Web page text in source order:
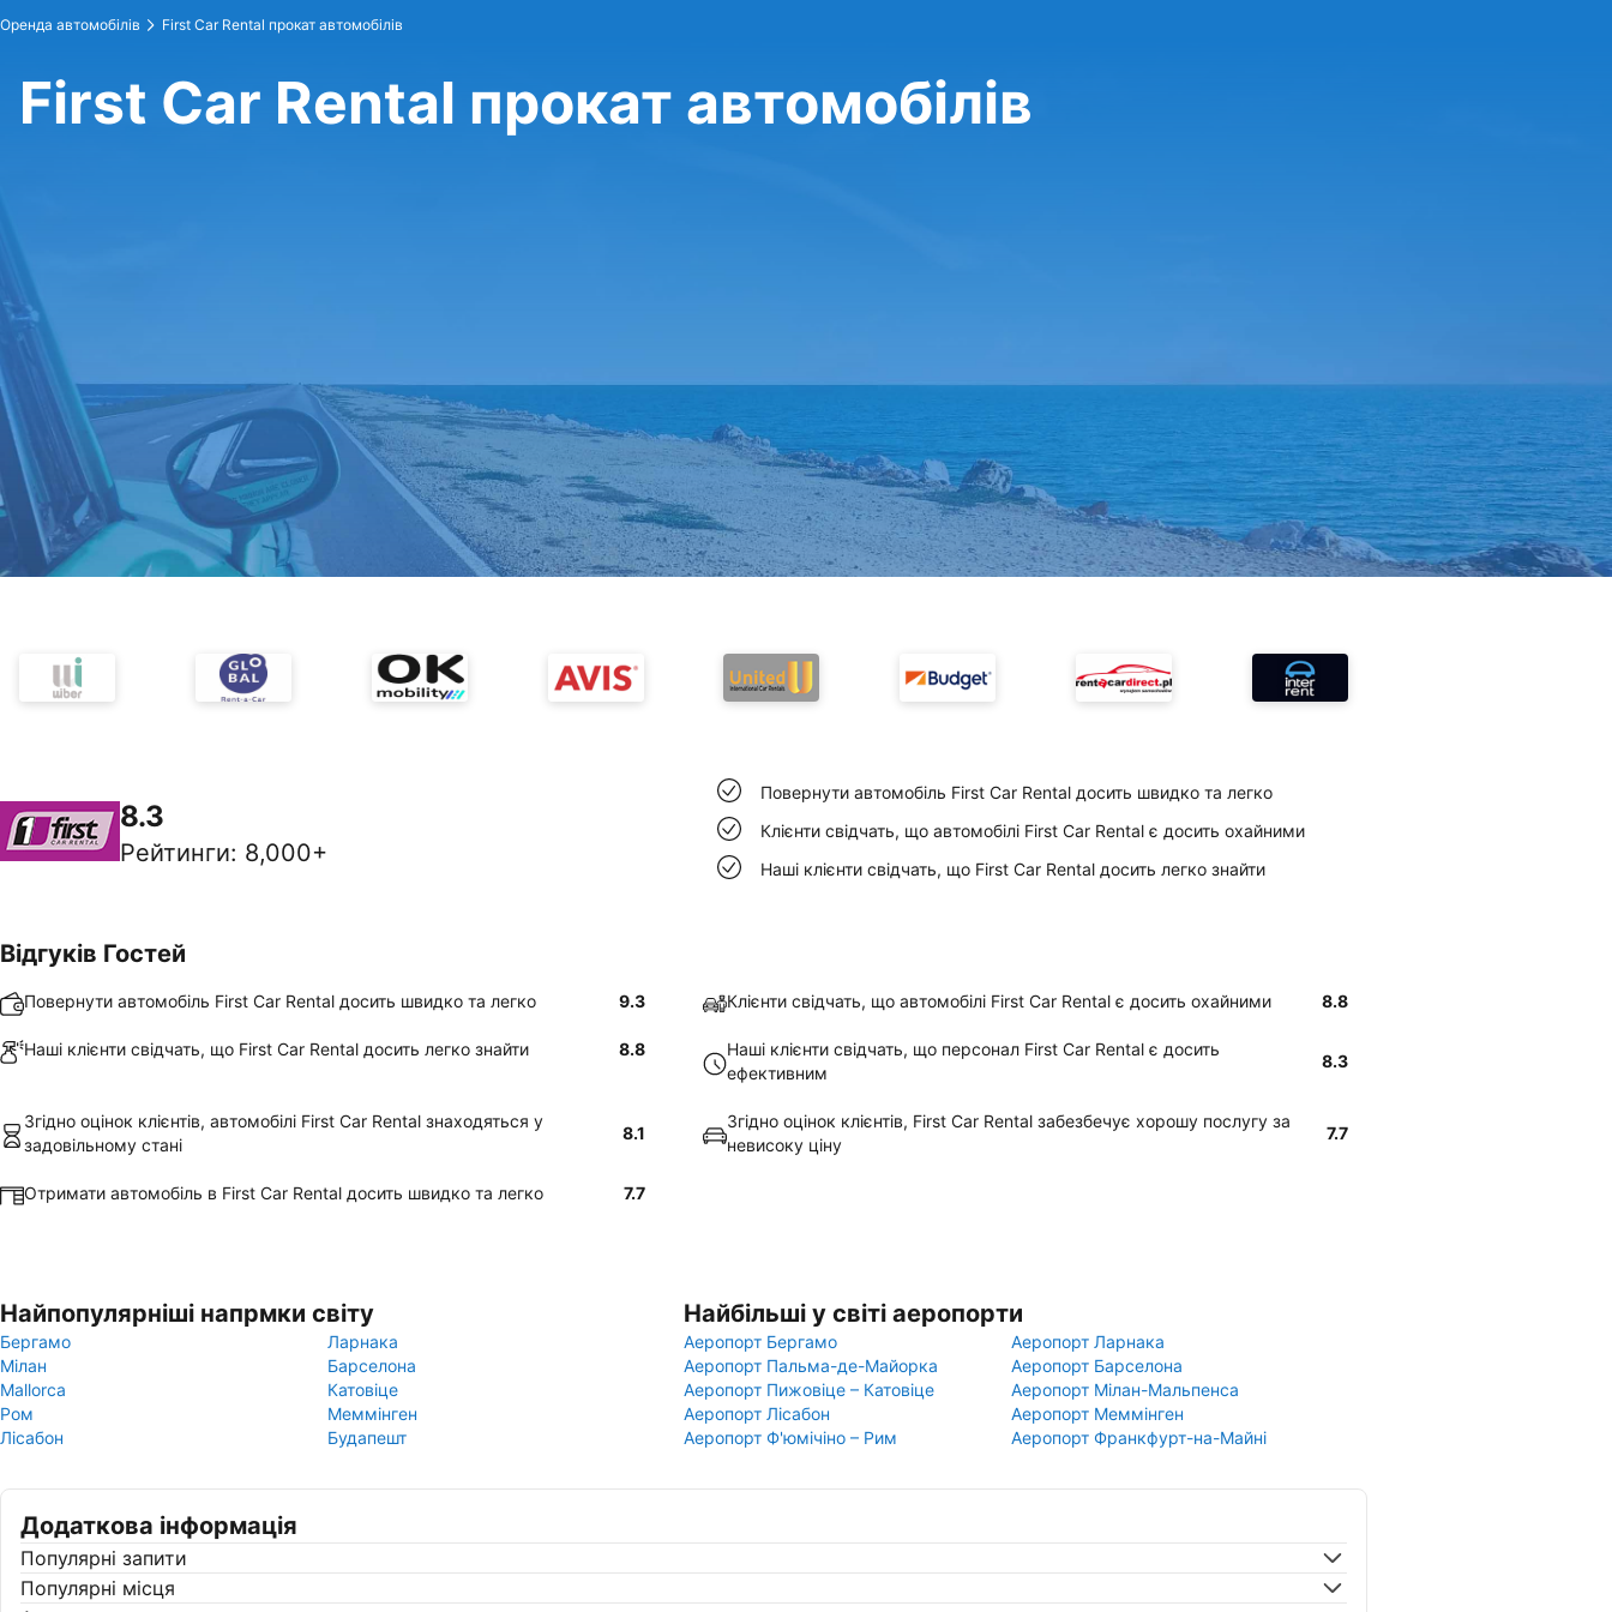
Оренда автомобілів First Car Rental прокат автомобілів
First Car Rental прокат автомобілів
8.3
Рейтинги: 8,000+
Повернути автомобіль First Car Rental досить швидко та легко
Клієнти свідчать, що автомобілі First Car Rental є досить охайними
Наші клієнти свідчать, що First Car Rental досить легко знайти
Відгуків Гостей
Повернути автомобіль First Car Rental досить швидко та легко 9.3 Клієнти свідчать, що автомобілі First Car Rental є досить охайними 8.8
Наші клієнти свідчать, що First Car Rental досить легко знайти 8.8
Наші клієнти свідчать, що персонал First Car Rental є досить
ефективним
8.3
Згідно оцінок клієнтів, автомобілі First Car Rental знаходяться у
задовільному стані
8.1
Згідно оцінок клієнтів, First Car Rental забезбечує хорошу послугу за
невисоку ціну
7.7
Отримати автомобіль в First Car Rental досить швидко та легко 7.7
Найпопулярніші напрмки світу
Бергамо
Ларнака
Мілан
Барселона
Mallorca
Катовіце
Ром
Меммінген
Лісабон
Будапешт
Найбільші у світі аеропорти
Аеропорт Бергамо
Аеропорт Ларнака
Аеропорт Пальма-де-Майорка
Аеропорт Барселона
Аеропорт Пижовіце – Катовіце
Аеропорт Мілан-Мальпенса
Аеропорт Лісабон
Аеропорт Меммінген
Аеропорт Ф'юмічіно – Рим
Аеропорт Франкфурт-на-Майні
Додаткова інформація
Популярні запити
Популярні місця